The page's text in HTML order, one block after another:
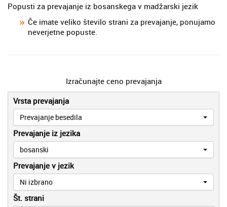
Popusti za prevajanje iz bosanskega v madžarski jezik
Če imate veliko število strani za prevajanje, ponujamo
neverjetne popuste.
Izračunajte ceno prevajanja
Vrsta prevajanja
Prevajanje besedila
Prevajanje iz jezika
bosanski
Prevajanje v jezik
Ni izbrano
Št. strani